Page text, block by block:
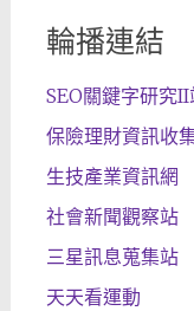
輪播連結
SEO關鍵字研究II
保險理財資訊收
生技產業資訊網
社會新聞觀察站
三星訊息蒐集站
天天看運動